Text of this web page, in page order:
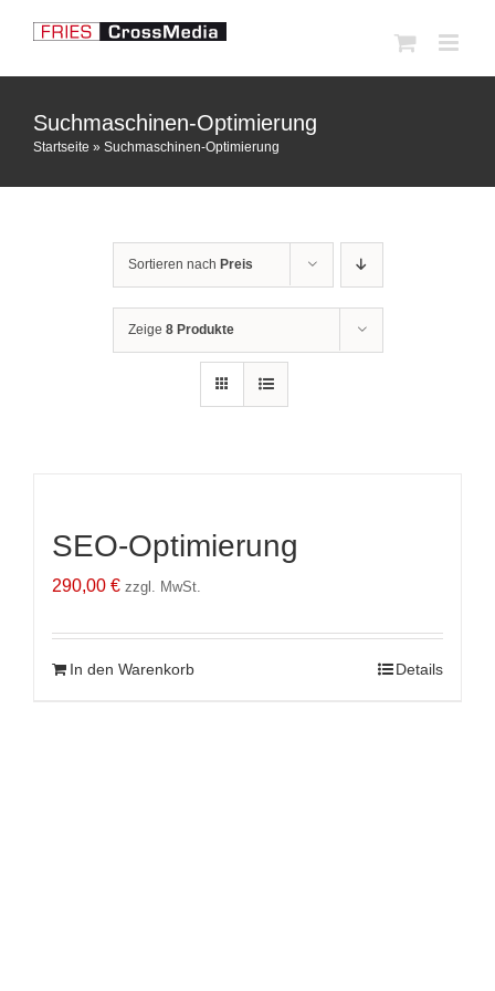
Inhalt
springen
Suchmaschinen-Optimierung
Startseite » Suchmaschinen-Optimierung
Sortieren nach Preis
Zeige 8 Produkte
SEO-Optimierung
290,00 € zzgl. MwSt.
In den Warenkorb Details